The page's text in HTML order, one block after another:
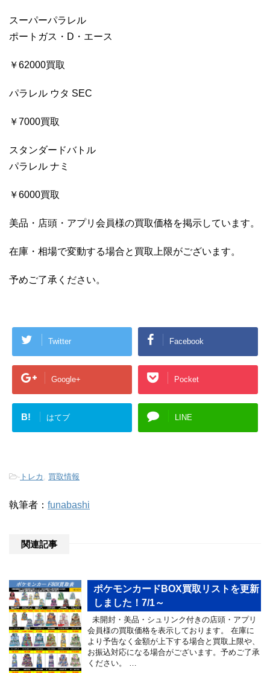
スーパーパラレル
ポートガス・D・エース
￥62000買取
パラレル ウタ SEC
￥7000買取
スタンダードバトル
パラレル ナミ
￥6000買取
美品・店頭・アプリ会員様の買取価格を掲示しています。
在庫・相場で変動する場合と買取上限がございます。
予めご了承ください。
Twitter Facebook
Google+ Pocket
B! はてブ LINE
- トレカ 買取情報
執筆者： funabashi
関連記事
ポケモンカードBOX買取リストを更新
しました！7/1～
未開封・美品・シュリンク付きの店頭・アプリ
会員様の買取価格を表示しております。 在庫に
より予告なく金額が上下する場合と買取上限や、
お振込対応になる場合がございます。予めご了承
ください。 …